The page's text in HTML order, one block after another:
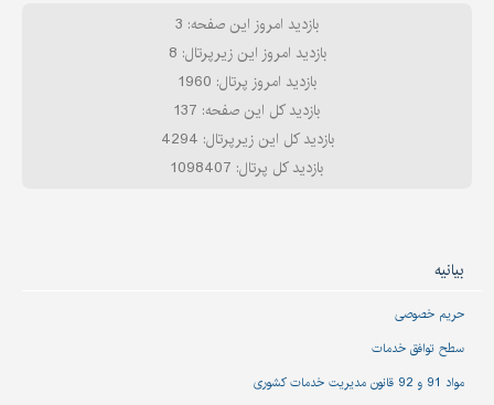
بازدید امروز این صفحه: 3
بازدید امروز این زیرپرتال: 8
بازدید امروز پرتال: 1960
بازدید کل این صفحه: 137
بازدید کل این زیرپرتال: 4294
بازدید کل پرتال: 1098407
بیانیه
حریم خصوصی
سطح توافق خدمات
مواد 91 و 92 قانون مدیریت خدمات کشوری